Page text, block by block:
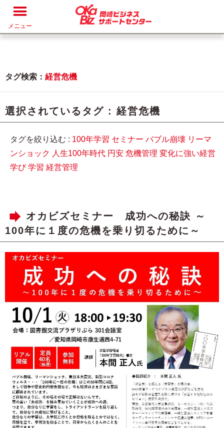
メニュー
タグ検索： 経営危機
選択されているタグ : 経営危機
タグを絞り込む : 100年学習 セミナー バブル崩壊 リーマ
ンショック 人生100年時代 円安 危機管理 変化に強い経営
学び 学習 経営管理
オカビズセミナー 成功への秘訣 ～
100年に１度の危機を乗り切るために～